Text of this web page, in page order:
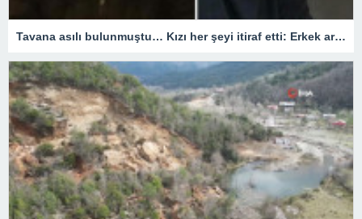
Tavana asılı bulunmuştu… Kızı her şeyi itiraf etti: Erkek arkadaşıyla plan yapıp öldürmüş! Dikkat çeken tecavüz detayı